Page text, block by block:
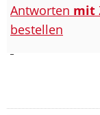
Antworten mit
bestellen